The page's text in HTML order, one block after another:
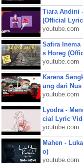
Tiara Andini
(Official
youtube.com
Safira Inema
s Horeg
youtube.com
Karena
ung dari Nus
youtube.com
Lyodra -
cial Lyric
youtube.com
Mahen -
o)
youtube.com